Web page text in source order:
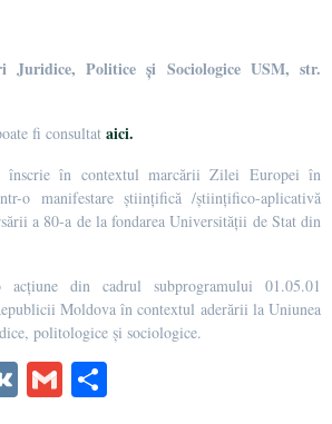
Juridice, Politice și Sociologice USM, str.
fi consultat aici.
înscrie în contextul marcării Zilei Europei în
o manifestare științifică /științifico-aplicativă
a 80-a de la fondarea Universității de Stat din
acțiune din cadrul subprogramului 01.05.01
Moldova în contextul aderării la Uniunea
politologice și sociologice.
V G